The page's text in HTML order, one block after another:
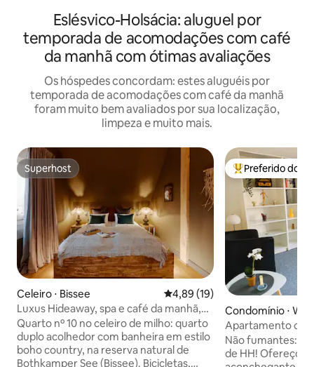
Eslésvico-Holsácia: aluguel por
temporada de acomodações com café
da manhã com ótimas avaliações
Os hóspedes concordam: estes aluguéis por
temporada de acomodações com café da manhã
foram muito bem avaliados por sua localização,
limpeza e muito mais.
Superhost
Superhost
Celeiro ⋅ Bissee 4,89 de uma avaliação média
4,89 (19)
Luxus Hideaway, spa e café da manhã,
sauna, banheira
Quarto nº 10 no celeiro de milho: quarto
duplo acolhedor com banheira em estilo
boho country, na reserva natural de
Bothkamper See (Bissee). Bicicletas,
Entre os
Preferido dos
Condomínio ⋅
burg
Apartamento
fumante, SE Rim
Não fumantes:
de HH! Ofereço